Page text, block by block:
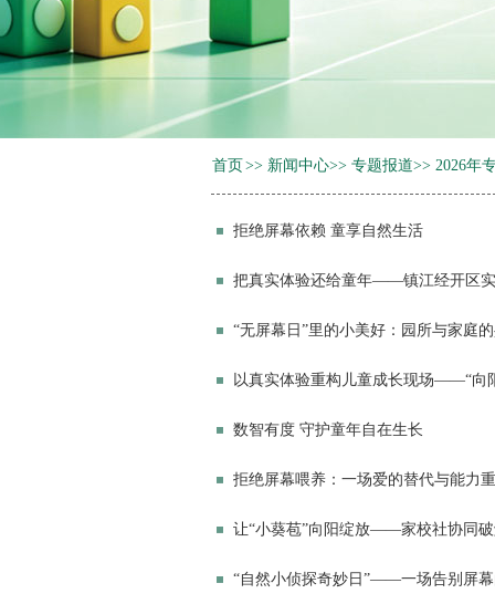
首页 >> 新闻中心>> 专题报道>> 2026年
拒绝屏幕依赖 童享自然生活
把真实体验还给童年——镇江经开区
“无屏幕日”里的小美好：园所与家庭
以真实体验重构儿童成长现场——“向
数智有度 守护童年自在生长
拒绝屏幕喂养：一场爱的替代与能力
让“小葵苞”向阳绽放——家校社协同
“自然小侦探奇妙日”——一场告别屏